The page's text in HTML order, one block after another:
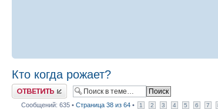
Кто когда рожает?
Ответить
Сообщений: 635 • Страница 38 из 64 • 1 2 3 4 5 6 7